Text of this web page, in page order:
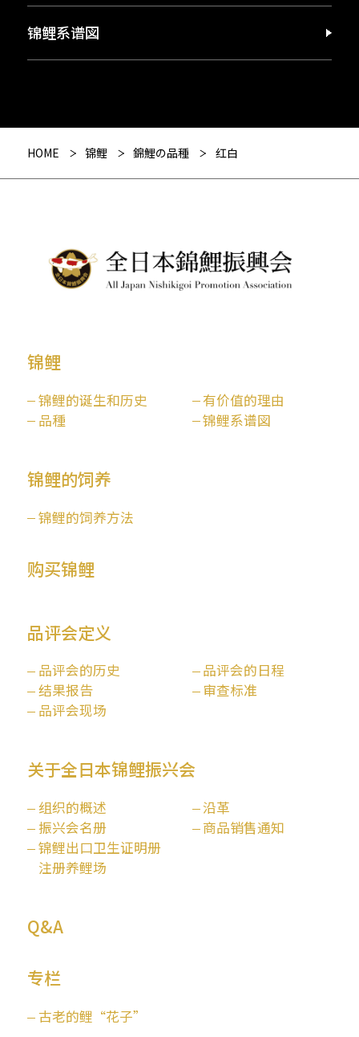
锦鲤系谱図
HOME 锦鲤 錦鯉の品種 红白
锦鲤
锦鲤的诞生和历史
有价值的理由
品種
锦鲤系谱図
锦鲤的饲养
锦鲤的饲养方法
购买锦鲤
品评会定义
品评会的历史
品评会的日程
结果报告
审查标准
品评会现场
关于全日本锦鲤振兴会
组织的概述
沿革
振兴会名册
商品销售通知
锦鲤出口卫生证明册
注册养鲤场
Q&A
专栏
古老的鲤“花子”